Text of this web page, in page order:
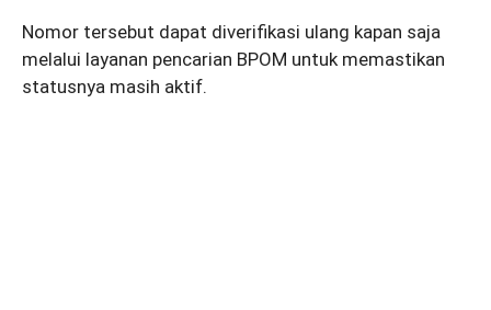
Nomor tersebut dapat diverifikasi ulang kapan saja
melalui layanan pencarian BPOM untuk memastikan
statusnya masih aktif.